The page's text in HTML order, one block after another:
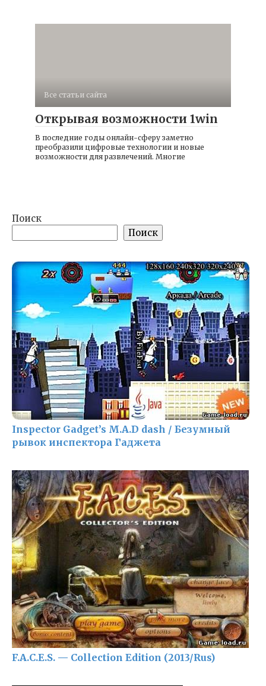
Все статьи сайта
Открывая возможности 1win
В последние годы онлайн-сферу заметно
преобразили цифровые технологии и новые
возможности для развлечений. Многие
Поиск
Поиск
Inspector Gadget’s M.A.D dash / Безумный
рывок инспектора Гаджета
F.A.C.E.S. — Collection Edition (2013/Rus)